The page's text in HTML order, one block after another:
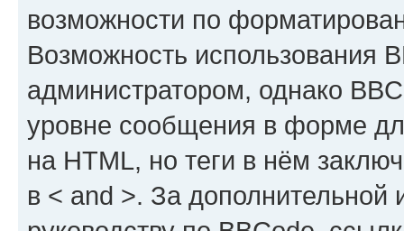
возможности по
Возможность использования
администратором, однако
уровне сообщения в форме
на HTML, но теги в нём
в < and >. За